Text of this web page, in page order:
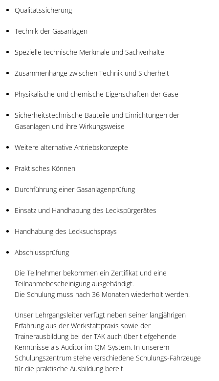
Qualitätssicherung
Technik der Gasanlagen
Spezielle technische Merkmale und Sachverhalte
Zusammenhänge zwischen Technik und Sicherheit
Physikalische und chemische Eigenschaften der Gase
Sicherheitstechnische Bauteile und Einrichtungen der
Gasanlagen und ihre Wirkungsweise
Weitere alternative Antriebskonzepte
Praktisches Können
Durchführung einer Gasanlagenprüfung
Einsatz und Handhabung des Leckspürgerätes
Handhabung des Lecksuchsprays
Abschlussprüfung
Die Teilnehmer bekommen ein Zertifikat und eine
Teilnahmebescheinigung ausgehändigt.
Die Schulung muss nach 36 Monaten wiederholt werden.
Unser Lehrgangsleiter verfügt neben seiner langjährigen
Erfahrung aus der Werkstattpraxis sowie der
Trainerausbildung bei der TAK auch über tiefgehende
Kenntnisse als Auditor im QM-System. In unserem
Schulungszentrum stehe verschiedene Schulungs-Fahrzeuge
für die praktische Ausbildung bereit.